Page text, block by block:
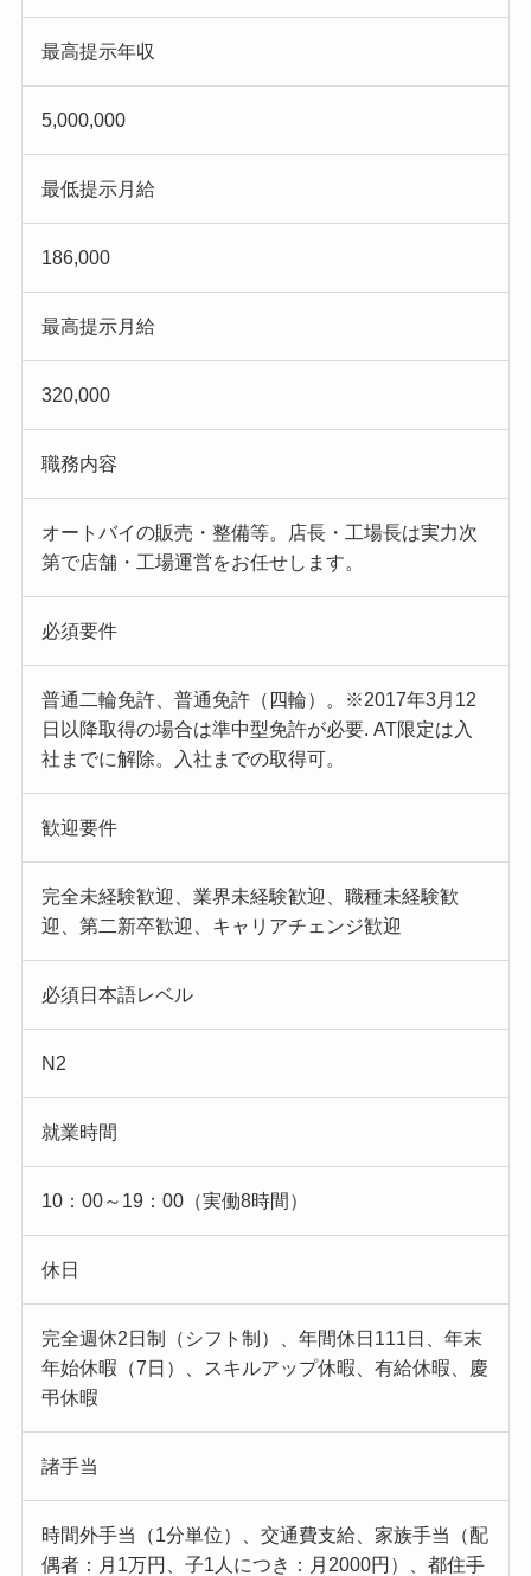
最高提示年収
5,000,000
最低提示月給
186,000
最高提示月給
320,000
職務内容
オートバイの販売・整備等。店長・工場長は実力次
第で店舗・工場運営をお任せします。
必須要件
普通二輪免許、普通免許（四輪）。※2017年3月12
日以降取得の場合は準中型免許が必要. AT限定は入
社までに解除。入社までの取得可。
歓迎要件
完全未経験歓迎、業界未経験歓迎、職種未経験歓
迎、第二新卒歓迎、キャリアチェンジ歓迎
必須日本語レベル
N2
就業時間
10：00～19：00（実働8時間）
休日
完全週休2日制（シフト制）、年間休日111日、年末
年始休暇（7日）、スキルアップ休暇、有給休暇、慶
弔休暇
諸手当
時間外手当（1分単位）、交通費支給、家族手当（配
偶者：月1万円、子1人につき：月2000円）、都住手